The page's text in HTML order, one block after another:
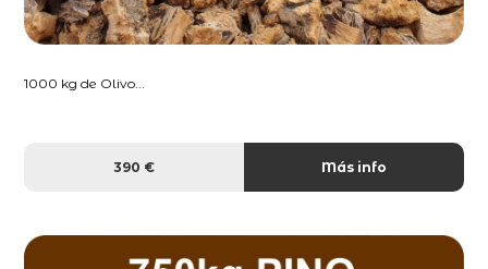
1000 kg de Olivo...
390 € Más info